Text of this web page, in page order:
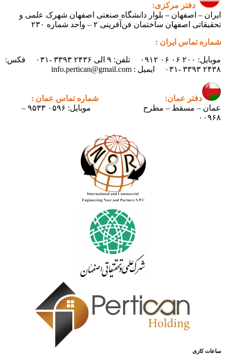
دفتر مرکزی:
ایران – اصفهان – بلوار دانشگاه صنعتی اصفهان شهرک علمی و
تحقیقاتی اصفهان ساختمان فن‌آفرینی ۲ – واحد شماره ۲۳۰
شماره تماس ایران :
موبایل: ۲۰۰ ۰۶ ۰۶ ۰۹۱۲ تلفن: ۹ الی ۲۴۳۶ ۳۳۹۳ -۰۳۱ فکس:
۲۴۳۸ ۳۳۹۳ -۰۳۱ ایمیل : info.pertican@gmail.com
دفتر عمان:
شماره تماس عمان :
عمان – مسقط – مطرح
موبایل: ۰۵۹۶ ۹۵۳۳ –
۰۰۹۶۸
ساعات کاری